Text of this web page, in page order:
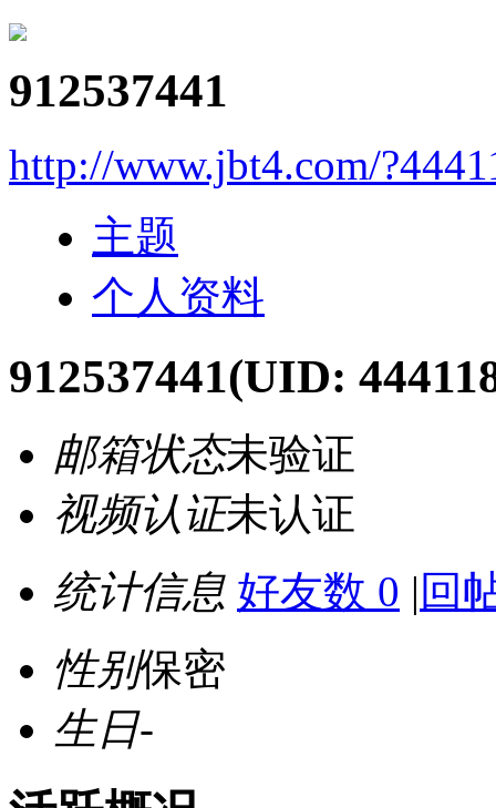
912537441
http://www.jbt4.com/
主题
个人资料
912537441(UID:
邮箱状态未验证
视频认证未认证
统计信息 好友数 0 | 回
性别保密
生日-